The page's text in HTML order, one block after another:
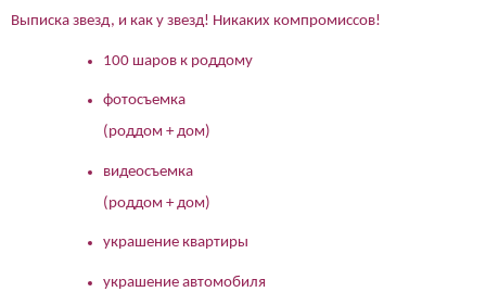
Выписка звезд, и как у звезд! Никаких компромиссов!
100 шаров к роддому
фотосъемка
(роддом + дом)
видеосъемка
(роддом + дом)
украшение квартиры
украшение автомобиля